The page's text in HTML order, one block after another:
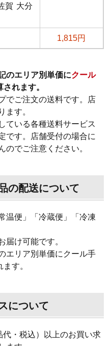
賀 大分
1,815円
のエリア別単価にクール
されます。
でご注文の送料です。店
ます。
ている各種送料サービス
です。店舗受付の場合に
のでご注意ください。
の配送について
温便」「冷蔵便」「冷凍
届け可能です。
エリア別単価にクール手
す。
について
・税込）以上のお買い求